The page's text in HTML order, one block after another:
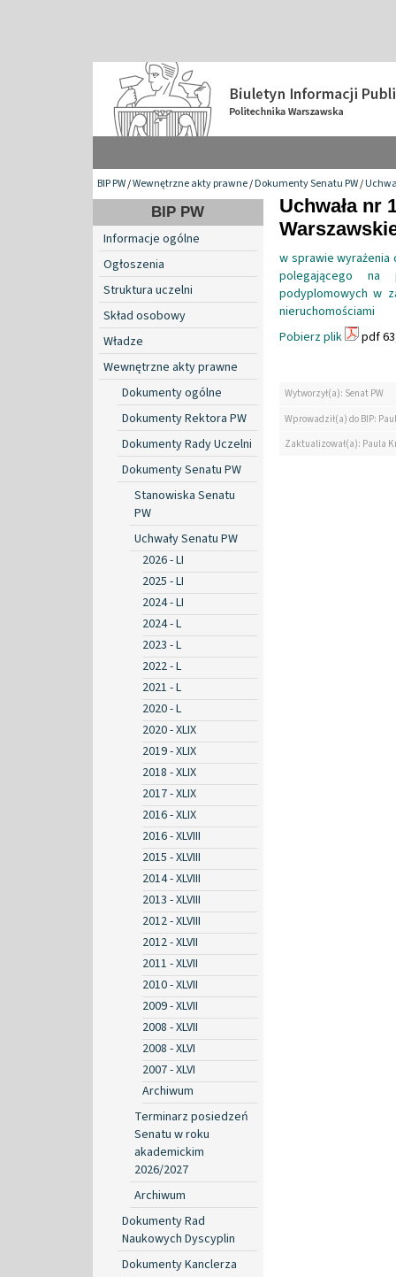
BIP PW/Wewnętrzne akty prawne/Dokumenty Senatu PW/
BIP PW
Informacje ogólne
Ogłoszenia
Struktura uczelni
Skład osobowy
Władze
Wewnętrzne akty prawne
Dokumenty ogólne
Dokumenty Rektora PW
Dokumenty Rady Uczelni
Dokumenty Senatu PW
Stanowiska Senatu
PW
Uchwały Senatu PW
2026 - LI
2025 - LI
2024 - LI
2024 - L
2023 - L
2022 - L
2021 - L
2020 - L
2020 - XLIX
2019 - XLIX
2018 - XLIX
2017 - XLIX
2016 - XLIX
2016 - XLVIII
2015 - XLVIII
2014 - XLVIII
2013 - XLVIII
2012 - XLVIII
2012 - XLVII
2011 - XLVII
2010 - XLVII
2009 - XLVII
2008 - XLVII
2008 - XLVI
2007 - XLVI
Archiwum
Terminarz posiedzeń
Senatu w roku
akademickim
2026/2027
Archiwum
Dokumenty Rad
Naukowych Dyscyplin
Dokumenty Kanclerza
Uchwała nr
w sprawie wyrażenia
polegającego na
podyplomowych w
nieruchomościami
Pobierz plik
pdf
Wytworzył(a): Senat PW
Wprowadził(a) do BIP:
Zaktualizował(a): Paula